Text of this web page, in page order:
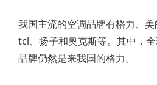
我国主流的空调品牌有格力、美
tcl、扬子和奥克斯等。其中，
品牌仍然是来我国的格力。